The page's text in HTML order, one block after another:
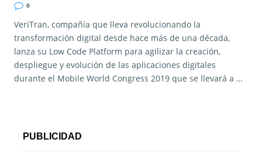
0
VeriTran, compañía que lleva revolucionando la
transformación digital desde hace más de una década,
lanza su Low Code Platform para agilizar la creación,
despliegue y evolución de las aplicaciones digitales
durante el Mobile World Congress 2019 que se llevará a …
PUBLICIDAD